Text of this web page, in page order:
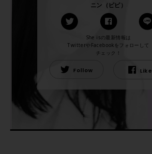
ニン（ピピ）
She isの最新情報は
TwitterやFacebookをフォローして
チェック！
Follow Like